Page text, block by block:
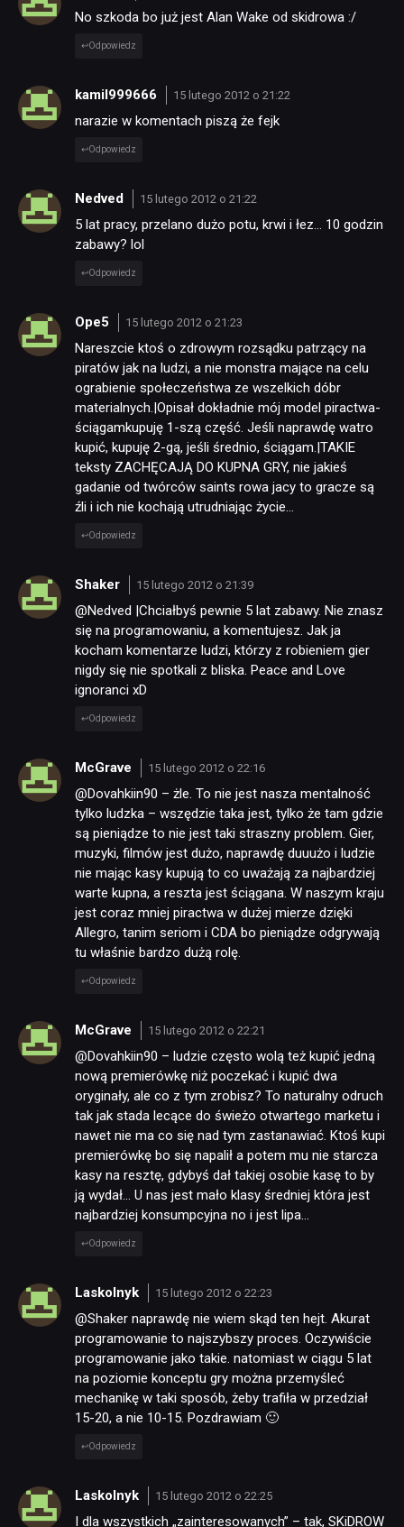
No szkoda bo już jest Alan Wake od skidrowa :/
Odpowiedz
kamil999666 15 lutego 2012 o 21:22
narazie w komentach piszą że fejk
Odpowiedz
Nedved 15 lutego 2012 o 21:22
5 lat pracy, przelano dużo potu, krwi i łez… 10 godzin
zabawy? lol
Odpowiedz
Ope5 15 lutego 2012 o 21:23
Nareszcie ktoś o zdrowym rozsądku patrzący na
piratów jak na ludzi, a nie monstra mające na celu
ograbienie społeczeństwa ze wszelkich dóbr
materialnych.|Opisał dokładnie mój model piractwa-
ściągamkupuję 1-szą część. Jeśli naprawdę watro
kupić, kupuję 2-gą, jeśli średnio, ściągam.|TAKIE
teksty ZACHĘCAJĄ DO KUPNA GRY, nie jakieś
gadanie od twórców saints rowa jacy to gracze są
źli i ich nie kochają utrudniając życie…
Odpowiedz
Shaker 15 lutego 2012 o 21:39
@Nedved |Chciałbyś pewnie 5 lat zabawy. Nie znasz
się na programowaniu, a komentujesz. Jak ja
kocham komentarze ludzi, którzy z robieniem gier
nigdy się nie spotkali z bliska. Peace and Love
ignoranci xD
Odpowiedz
McGrave 15 lutego 2012 o 22:16
@Dovahkiin90 – żle. To nie jest nasza mentalność
tylko ludzka – wszędzie taka jest, tylko że tam gdzie
są pieniądze to nie jest taki straszny problem. Gier,
muzyki, filmów jest dużo, naprawdę duuużo i ludzie
nie mając kasy kupują to co uważają za najbardziej
warte kupna, a reszta jest ściągana. W naszym kraju
jest coraz mniej piractwa w dużej mierze dzięki
Allegro, tanim seriom i CDA bo pieniądze odgrywają
tu właśnie bardzo dużą rolę.
Odpowiedz
McGrave 15 lutego 2012 o 22:21
@Dovahkiin90 – ludzie często wolą też kupić jedną
nową premierówkę niż poczekać i kupić dwa
oryginały, ale co z tym zrobisz? To naturalny odruch
tak jak stada lecące do świeżo otwartego marketu i
nawet nie ma co się nad tym zastanawiać. Ktoś kupi
premierówkę bo się napalił a potem mu nie starcza
kasy na resztę, gdybyś dał takiej osobie kasę to by
ją wydał… U nas jest mało klasy średniej która jest
najbardziej konsumpcyjna no i jest lipa…
Odpowiedz
Laskolnyk 15 lutego 2012 o 22:23
@Shaker naprawdę nie wiem skąd ten hejt. Akurat
programowanie to najszybszy proces. Oczywiście
programowanie jako takie. natomiast w ciągu 5 lat
na poziomie konceptu gry można przemyśleć
mechanikę w taki sposób, żeby trafiła w przedział
15-20, a nie 10-15. Pozdrawiam 🙂
Odpowiedz
Laskolnyk 15 lutego 2012 o 22:25
I dla wszystkich „zainteresowanych” – tak, SKiDROW